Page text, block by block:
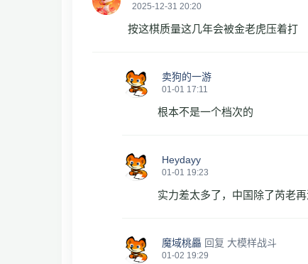
2025-12-31 20:20
按这棋质量这几年会被金老虎压着打
卖狗的一游
01-01 17:11
根本不是一个档次的
Heydayy
01-01 19:23
实力差太多了，中国除了芮老
魔域桃厵 回复 大模样战斗
01-02 19:29